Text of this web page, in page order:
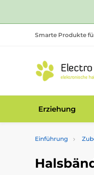
Smarte Produkte
Erziehung
Einführung